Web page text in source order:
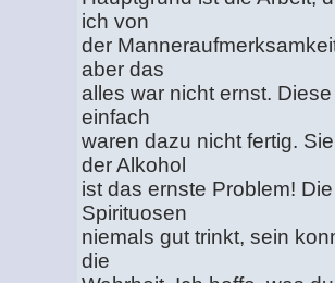
ich von
der
aber das
alles war nicht ernst.
einfach
waren dazu nicht fertig.
der Alkohol
ist das ernste Problem!
Spirituosen
niemals gut trinkt, sein
die